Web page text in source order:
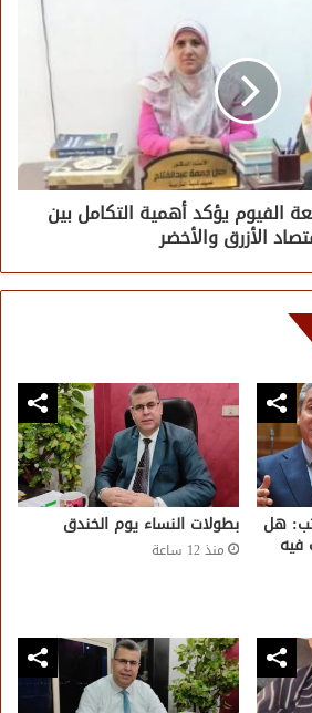
الفيوم يؤكد أهمية التكامل بين
الأزرق والأخضر
هل
فيه
بطولات النساء يوم الخندق
منذ 12 ساعة